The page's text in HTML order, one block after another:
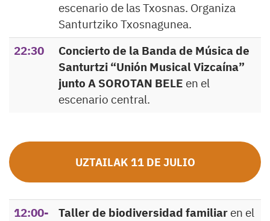
escenario de las Txosnas. Organiza
Santurtziko Txosnagunea.
22:30
Concierto de la Banda de Música de
Santurtzi “Unión Musical Vizcaína”
junto A SOROTAN BELE en el
escenario central.
UZTAILAK 11 DE JULIO
12:00-
Taller de biodiversidad familiar en el